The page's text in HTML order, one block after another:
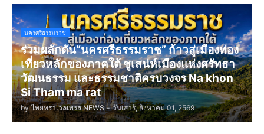
นครศรีธรรมราช
ร่วมผลักดัน“นครศรีธรรมราช” ก้าวสู่เมืองท่อง
เที่ยวหลักของภาคใต้ ชูเสน่ห์เมืองแห่งศรัทธา
วัฒนธรรม และธรรมชาติครบวงจร Na khon
Si Tham ma rat
by ไทยทราเวลเพรส NEWS - วันเสาร์, สิงหาคม 01, 2569